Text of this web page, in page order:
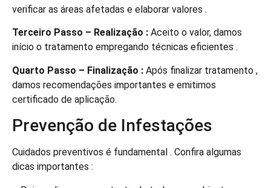
verificar as áreas afetadas e elaborar valores .
Terceiro Passo – Realização : Aceito o valor, damos
início o tratamento empregando técnicas eficientes .
Quarto Passo – Finalização : Após finalizar tratamento ,
damos recomendações importantes e emitimos
certificado de aplicação.
Prevenção de Infestações
Cuidados preventivos é fundamental . Confira algumas
dicas importantes :